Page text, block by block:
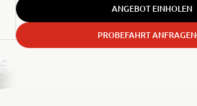
ANGEBOT EINHOLEN
PROBEFAHRT ANFRAGEN